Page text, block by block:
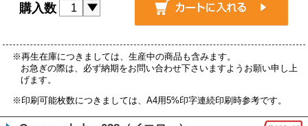
購入数
※再生在庫につきましては、生産中の商品も含みます。
お急ぎの際は、必ず納期をお問い合わせ下さいますようお願い申し上
げます。
※印刷可能枚数につきましては、A4用5%印字連続印刷時参考です。